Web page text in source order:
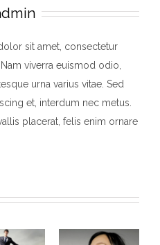
sit amet, consectetur
viverra euismod odio,
urna varius vitae. Sed
et, interdum nec metus.
placerat, felis enim ornare